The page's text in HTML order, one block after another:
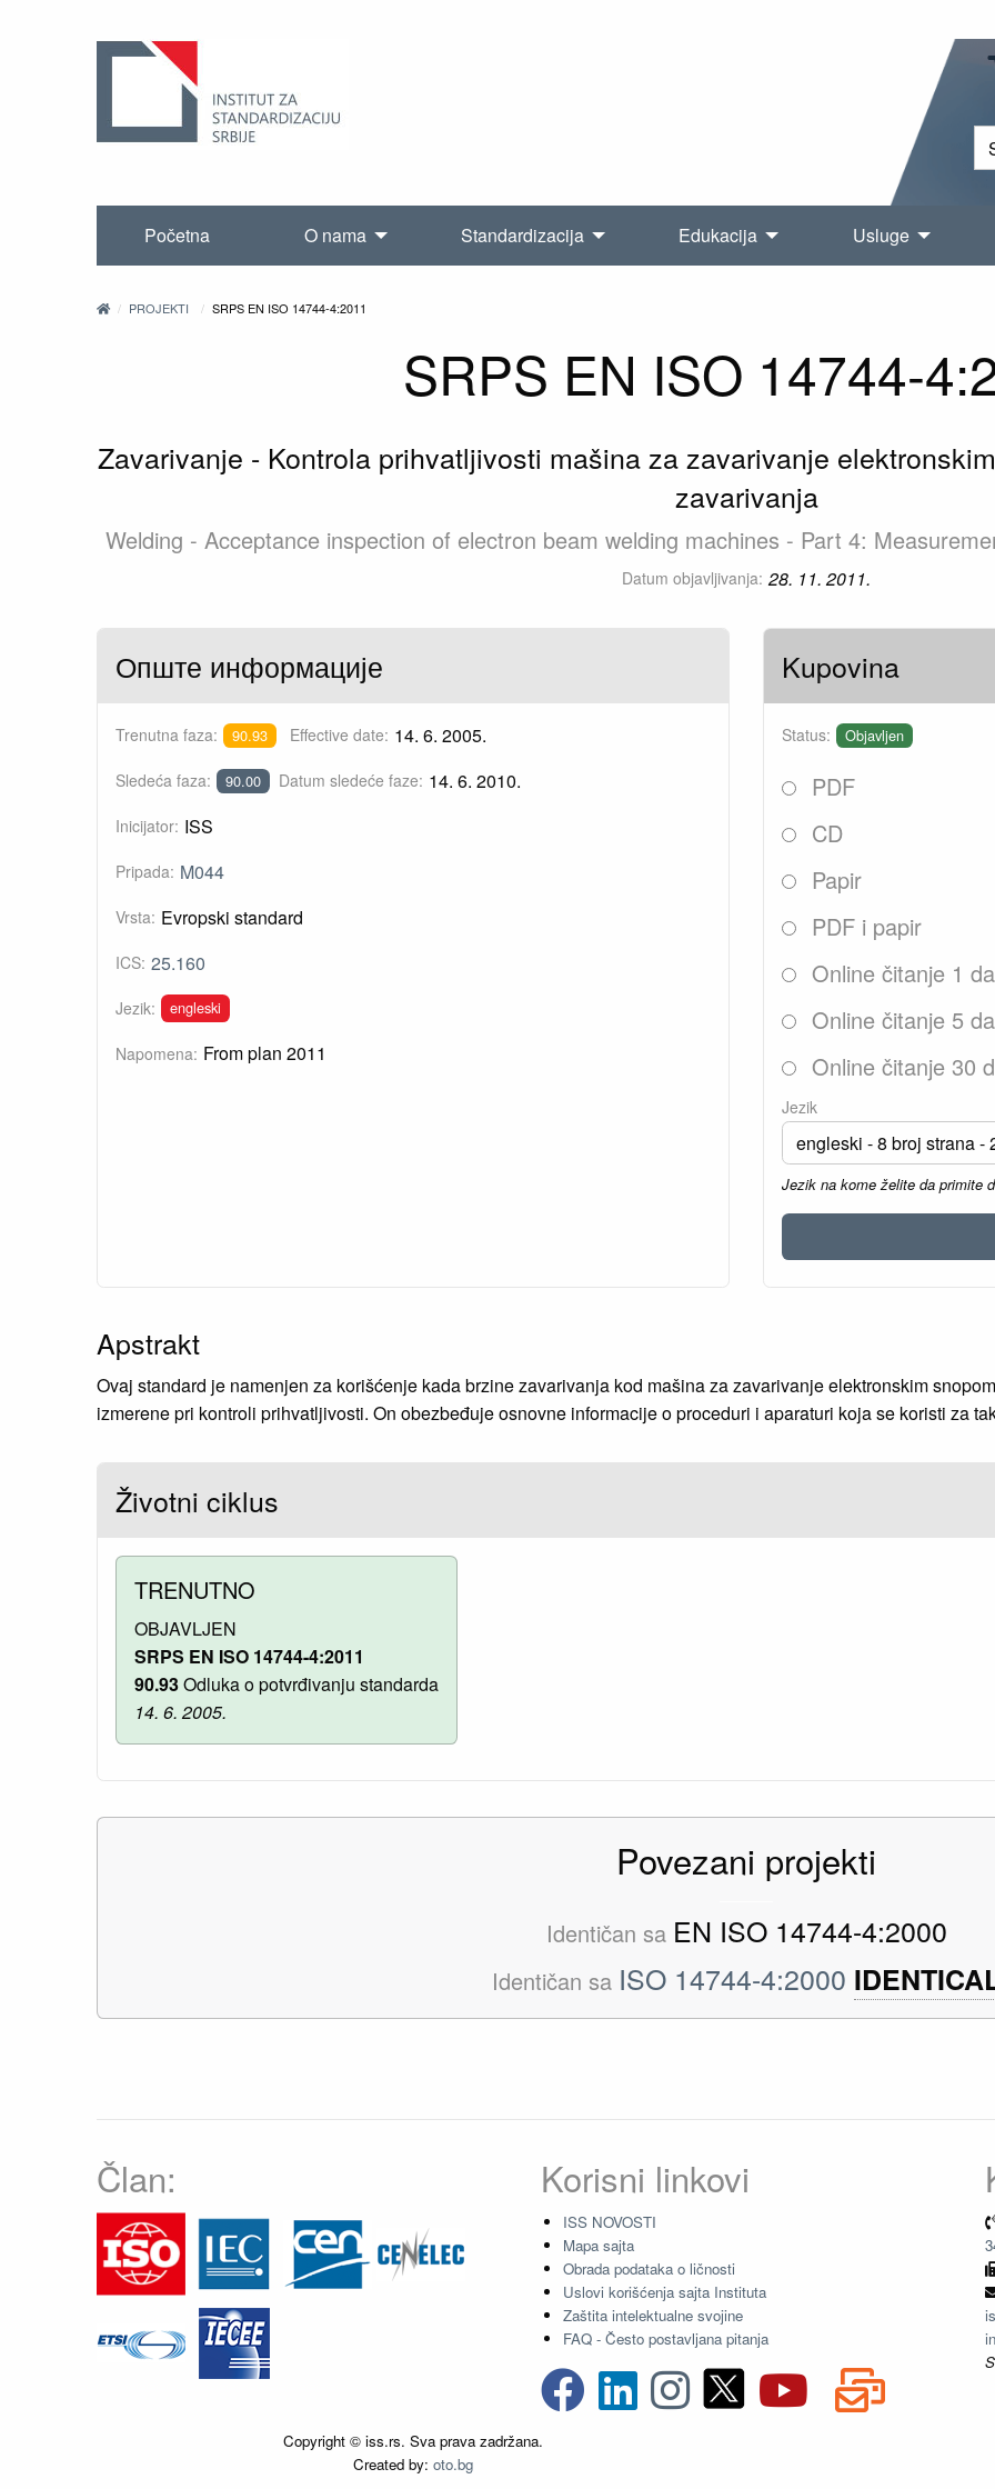
Početna O nama Standardizacija Edukacija Usluge
PROJEKTI SRPS EN ISO 14744-4:2011
SRPS EN ISO 14744-
Zavarivanje - Kontrola prihvatljivosti mašina za zavarivanje
zavarivanja
Welding - Acceptance inspection of electron beam welding machines - Part 4:
Datum objavljivanja: 28. 11. 2011.
Опште информације
Trenutna faza: 90.93 Effective date: 14. 6. 2005.
Sledeća faza: 90.00 Datum sledeće faze: 14. 6. 2010.
Inicijator: ISS
Pripada: M044
Vrsta: Evropski standard
ICS: 25.160
Jezik: engleski
Napomena: From plan 2011
Kupovina
Status: Objavljen
PDF
CD
Papir
PDF i papir
Online čitanje 1
Online čitanje 5
Online čitanje 30
Jezik
Jezik na kome želite da primite
Apstrakt
Ovaj standard je namenjen za korišćenje kada brzine zavarivanja kod mašina za zavarivanje elektronskim
izmerene pri kontroli prihvatljivosti. On obezbeđuje osnovne informacije o proceduri i aparaturi koja se koristi za
Životni ciklus
TRENUTNO
OBJAVLJEN
SRPS EN ISO 14744-4:2011
90.93Odluka o potvrđivanju standarda
14. 6. 2005.
Povezani projekti
Identičan sa EN ISO 14744-4:2000
Identičan sa ISO 14744-4:2000
Član: Korisni linkovi
ISS NOVOSTI
Mapa sajta
Obrada podataka o ličnosti
Uslovi korišćenja sajta Instituta
Zaštita intelektualne svojine
FAQ - Često postavljana pitanja
Copyright © iss.rs. Sva prava zadržana.
Created by: oto.bg